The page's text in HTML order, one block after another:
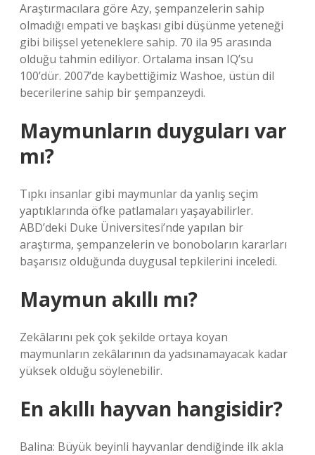
Araştırmacılara göre Azy, şempanzelerin sahip
olmadığı empati ve başkası gibi düşünme yeteneği
gibi bilişsel yeteneklere sahip. 70 ila 95 arasında
olduğu tahmin ediliyor. Ortalama insan IQ’su
100’dür. 2007’de kaybettiğimiz Washoe, üstün dil
becerilerine sahip bir şempanzeydi.
Maymunların duyguları var
mı?
Tıpkı insanlar gibi maymunlar da yanlış seçim
yaptıklarında öfke patlamaları yaşayabilirler.
ABD’deki Duke Üniversitesi’nde yapılan bir
araştırma, şempanzelerin ve bonoboların kararları
başarısız olduğunda duygusal tepkilerini inceledi.
Maymun akıllı mı?
Zekâlarını pek çok şekilde ortaya koyan
maymunların zekâlarının da yadsınamayacak kadar
yüksek olduğu söylenebilir.
En akıllı hayvan hangisidir?
Balina: Büyük beyinli hayvanlar dendiğinde ilk akla